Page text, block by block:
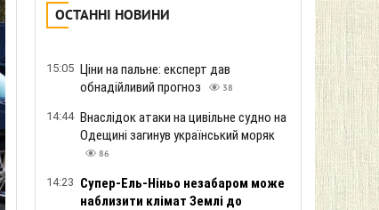
ОСТАННІ НОВИНИ
15:05 Ціни на пальне: експерт дав
обнадійливий прогноз
38
14:44 Внаслідок атаки на цивільне судно на
Одещині загинув український моряк
86
14:23 Супер-Ель-Ніньо незабаром може
наблизити клімат Землі до